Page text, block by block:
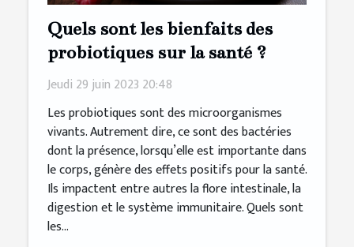
Quels sont les bienfaits des
probiotiques sur la santé ?
Jeudi 29 juin 2023 20:48
Les probiotiques sont des microorganismes
vivants. Autrement dire, ce sont des bactéries
dont la présence, lorsqu’elle est importante dans
le corps, génère des effets positifs pour la santé.
Ils impactent entre autres la flore intestinale, la
digestion et le système immunitaire. Quels sont
les...